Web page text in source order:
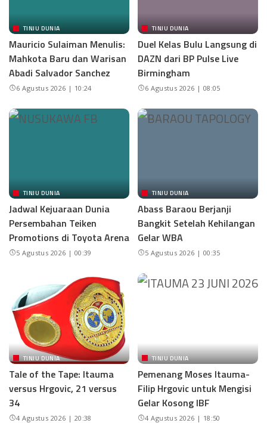
TINJU DUNIA
Mauricio Sulaiman Menulis:
Mahkota Baru dan Warisan
Abadi Salvador Sanchez
6 Agustus 2026 | 10:24
TINJU DUNIA
Duel Kelas Bulu Langsung di
DAZN dari BP Pulse Live
Birmingham
6 Agustus 2026 | 08:05
TINJU DUNIA
Jadwal Kejuaraan Dunia
Persembahan Teiken
Promotions di Toyota Arena
5 Agustus 2026 | 00:39
TINJU DUNIA
Abass Baraou Berjanji
Bangkit Setelah Kehilangan
Gelar WBA
5 Agustus 2026 | 00:35
TINJU DUNIA
Tale of the Tape: Itauma
versus Hrgovic, 21 versus
34
4 Agustus 2026 | 20:38
TINJU DUNIA
Pemenang Moses Itauma-
Filip Hrgovic untuk Mengisi
Gelar Kosong IBF
4 Agustus 2026 | 18:50